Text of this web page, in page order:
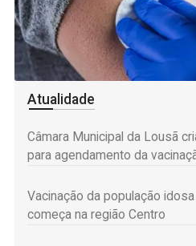
Atualidade
Câmara Municipal da Lousã
para agendamento da
Vacinação da população
começa na região Centro